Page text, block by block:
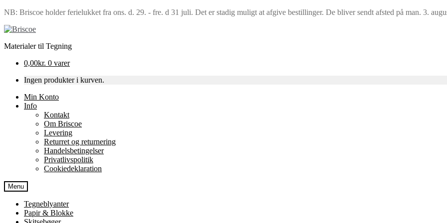
NB: Briscoe holder ferielukket fra ons. d. 29. - fre. d 31 juli. Det er stadig muligt at afgive bestillinger. De bliver sendt afsted på man. 3.
Spring
navigation
Spring
indhold
Materialer til Tegning
0,00kr. 0 varer
Ingen produkter i kurven.
Min Konto
Info
Kontakt
Om Briscoe
Levering
Returret og returnering
Handels­betingelser
Privatlivspolitik
Cookiedeklaration
Menu
Tegneblyanter
Papir & Blokke